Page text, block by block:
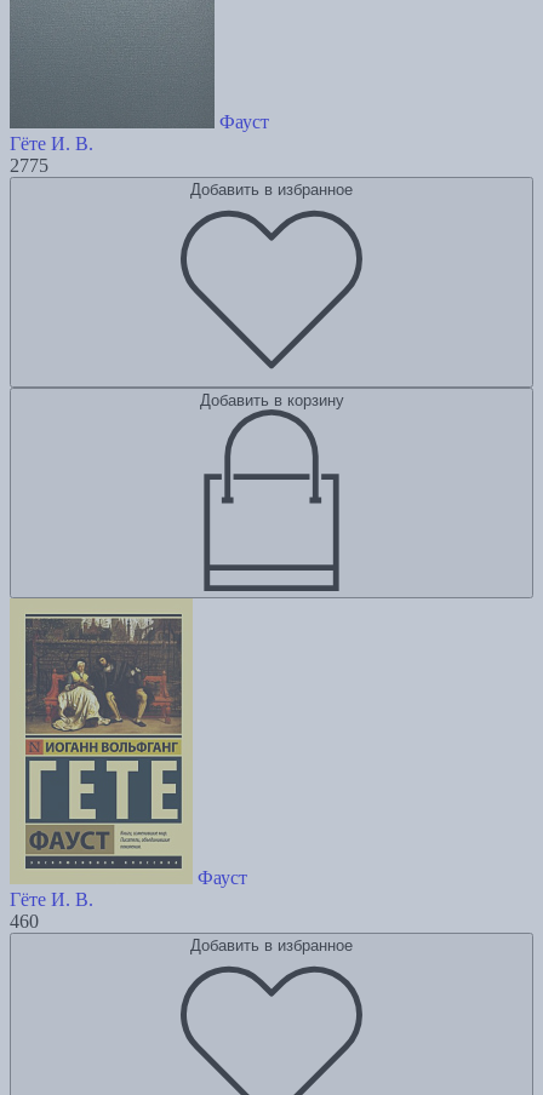
Фауст
Гёте И. В.
2775
Добавить в избранное
Добавить в корзину
Фауст
Гёте И. В.
460
Добавить в избранное